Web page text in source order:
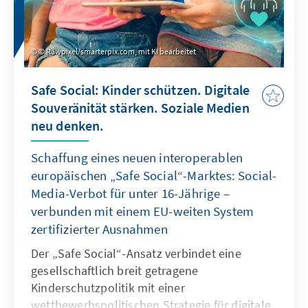
© Rawpixel/smarterpix.com, mit KI bearbeitet
Safe Social: Kinder schützen. Digitale
Souveränität stärken. Soziale Medien
neu denken.
Schaffung eines neuen interoperablen
europäischen „Safe Social“-Marktes: Social-
Media-Verbot für unter 16-Jährige –
verbunden mit einem EU-weiten System
zertifizierter Ausnahmen
Der „Safe Social“-Ansatz verbindet eine
gesellschaftlich breit getragene
Kinderschutzpolitik mit einer